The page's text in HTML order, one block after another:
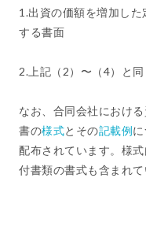
1.出資の価額を増加し
する書面
2.上記（2）〜（4）と同
なお、合同会社におけ
書の様式とその記載例
配布されています。様
付書類の書式も含まれ